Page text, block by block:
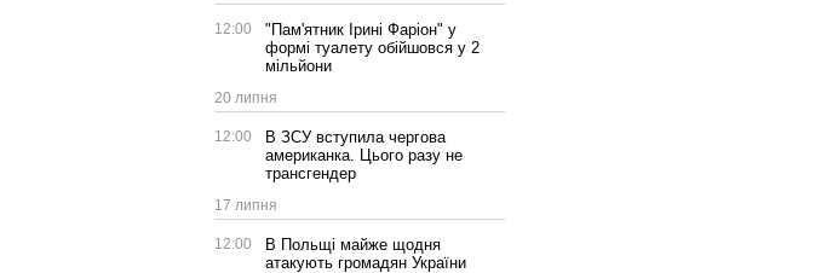
12:00
"Пам'ятник Ірині Фаріон" у
формі туалету обійшовся у 2
мільйони
20 липня
12:00
В ЗСУ вступила чергова
американка. Цього разу не
трансгендер
17 липня
12:00
В Польщі майже щодня
атакують громадян України